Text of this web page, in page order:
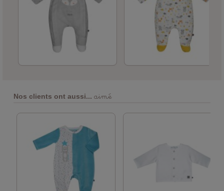
Nos clients ont aussi... aimé